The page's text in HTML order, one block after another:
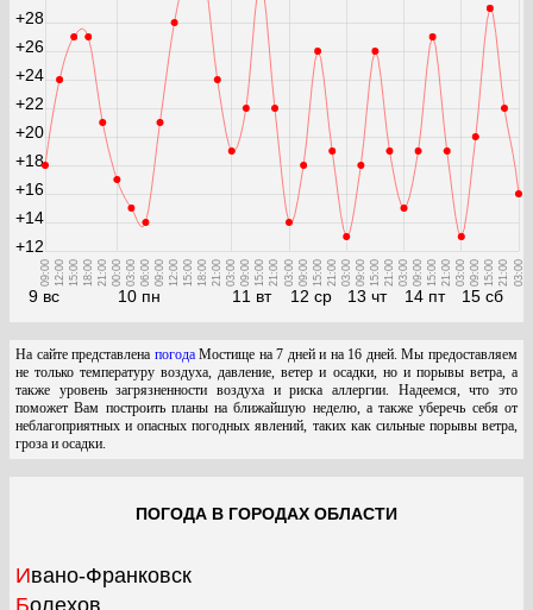
9 вс
09:00 12:00 15:00 18:00 21:00
10 пн
00:00 03:00 06:00 09:00 12:00 15:00 18:00 21:00
11 вт
03:00 09:00 15:00 21:00
12 ср
03:00 09:00 15:00 21:00
13 чт
03:00 09:00 15:00 21:00
14 пт
03:00 09:00 15:00 21:00
15 сб
03:00 09:00 15:00 21:00 03:00
+12
+14
+16
+18
+20
+22
+24
+26
+28
На сайте представлена погодаМостище на 7 дней и на 16 дней. Мы предоставляем
не только температуру воздуха, давление, ветер и осадки, но и порывы ветра, а
также уровень загрязненности воздуха и риска аллергии. Надеемся, что это
поможет Вам построить планы на ближайшую неделю, а также уберечь себя от
неблагоприятных и опасных погодных явлений, таких как сильные порывы ветра,
гроза и осадки.
ПОГОДА В ГОРОДАХ ОБЛАСТИ
Ивано-Франковск